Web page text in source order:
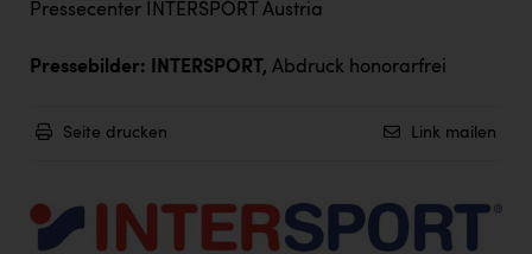
Pressecenter INTERSPORT Austria
Pressebilder: INTERSPORT, Abdruck honorarfrei
Seite drucken Link mailen